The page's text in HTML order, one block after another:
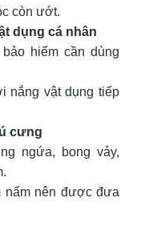
còn ướt.
dụng cá nhân
hiểm cần dùng
nắng vật dụng tiếp
cưng
ngứa, bong vảy,
nấm nên được đưa